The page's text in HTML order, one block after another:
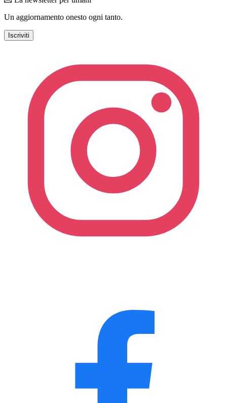
Un aggiornamento onesto ogni tanto.
Iscriviti